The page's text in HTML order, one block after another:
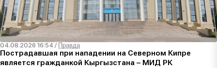
04.08.2026 16:54 / Правда
Пострадавшая при нападении на Северном Кипре
является гражданкой Кыргызстана – МИД РК